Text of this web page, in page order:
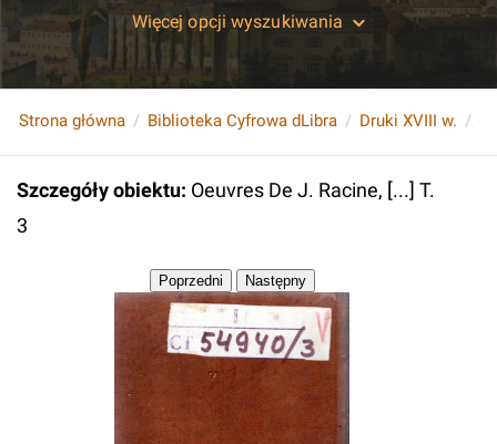
Więcej opcji wyszukiwania
Strona główna Biblioteka Cyfrowa dLibra Druki XVIII w.
Szczegóły obiektu: Oeuvres De J. Racine, [...] T.
3